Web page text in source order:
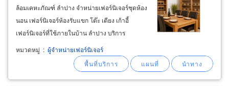
ล้อมเคหะภัณฑ์ ลำปาง จำหน่ายเฟอร์นิเจอร์ชุดห้อง
นอน เฟอร์นิเจอร์ห้องรับแขก โต๊ะ เตียง เก้าอี้
เฟอร์นิเจอร์ที่ใช้ภายในบ้าน ลำปาง บริการ
ออกแบบ วางผังเฟอร์นิเจอร์ บริการจัดส่ง และ
ประกอบติดตั้งถึงสำนักงาน ออฟฟิศเฟอร์นิเจอร์
หมวดหมู่ : ผู้จำหน่ายเฟอร์นิเจอร์